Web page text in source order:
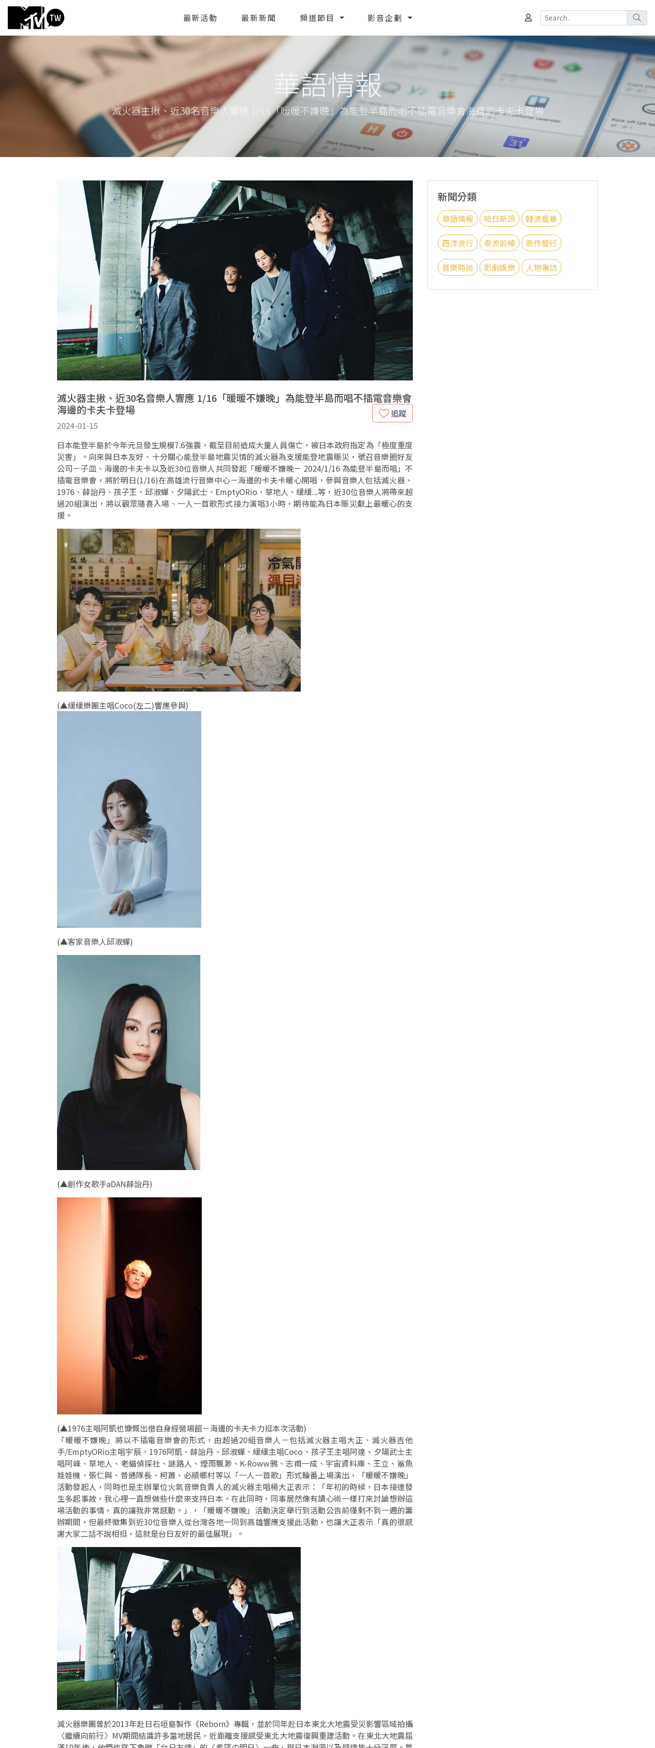
最新活動 最新新聞 頻道節目 影音企劃
華語情報
滅火器主揪、近30名音樂人響應 1/16「暖暖不嫌晚」為能登半島而唱不插電音樂會海邊的卡夫卡登場
滅火器主揪、近30名音樂人響應 1/16「暖暖不嫌晚」為能登半島而唱不插電音樂會
海邊的卡夫卡登場
追蹤
2024-01-15
日本能登半島於今年元旦發生規模7.6強震，截至目前造成大量人員傷亡，被日本政府指定為「極度重度
災害」。向來與日本友好、十分關心能登半島地震災情的滅火器為支援能登地震賑災，號召音樂圈好友
公司－子皿、海邊的卡夫卡以及近30位音樂人共同發起「暖暖不嫌晚－ 2024/1/16 為能登半島而唱」不
插電音樂會，將於明日(1/16)在高雄流行音樂中心－海邊的卡夫卡暖心開唱，參與音樂人包括滅火器、
1976、薛詒丹、孩子王、邱淑蟬、夕陽武士、EmptyORio、草地人、緩緩...等，近30位音樂人將帶來超
過20組演出，將以觀眾隨喜入場、一人一首歌形式接力演唱3小時，期待能為日本賑災獻上最暖心的支
援。
(▲緩緩樂團主唱Coco(左二)響應參與)
(▲客家音樂人邱淑蟬)
(▲創作女歌手aDAN薛詒丹)
(▲1976主唱阿凱也慷慨出借自身經營場館－海邊的卡夫卡力挺本次活動​​​​​​​​​​​​​​)
「暖暖不嫌晚」將以不插電音樂會的形式，由超過20組音樂人－包括滅火器主唱大正、滅火器吉他
手/EmptyORio主唱宇辰、1976阿凱、薛詒丹、邱淑蟬、緩緩主唱Coco、孩子王主唱阿達、夕陽武士主
唱阿峰、草地人、老貓偵探社、謎路人、煙雨飄渺、K-Roww鴉、志甫一成、宇宙資料庫、王立、鯊魚
娃娃機、張仁與、普通隊長、柯蕭、必順鄉村等以「一人一首歌」形式輪番上場演出，「暖暖不嫌晚」
活動發起人，同時也是主辦單位火氣音樂負責人的滅火器主唱楊大正表示：「年初的時候，日本接連發
生多起事故，我心裡一直想做些什麼來支持日本。在此同時，同事居然像有讀心術一樣打來討論想辦這
場活動的事情，真的讓我非常感動。」，「暖暖不嫌晚」活動決定舉行到活動公告前僅剩不到一週的籌
辦期間，但最終徵集到近30位音樂人從台灣各地一同到高雄響應支援此活動，也讓大正表示「真的很感
謝大家二話不說相挺，這就是台日友好的最佳展現」。
滅火器樂團曾於2013年赴日石垣島製作《Reborn》專輯，並於同年赴日本東北大地震受災影響區域拍攝
〈繼續向前行〉MV期間結識許多當地居民，近距離支援感受東北大地震復興重建活動。在東北大地震屆
新聞分類
華語情報 哈日新訊 韓流風暴
西洋流行 泰流前線 新作發行
音樂時尚 影劇娛樂 人物專訪